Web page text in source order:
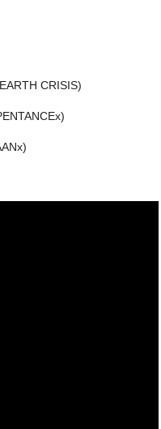
CRISIS)